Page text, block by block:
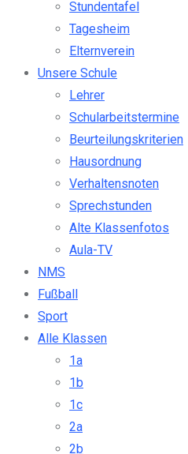
Stundentafel
Tagesheim
Elternverein
Unsere Schule
Lehrer
Schularbeitstermine
Beurteilungskriterien
Hausordnung
Verhaltensnoten
Sprechstunden
Alte Klassenfotos
Aula-TV
NMS
Fußball
Sport
Alle Klassen
1a
1b
1c
2a
2b